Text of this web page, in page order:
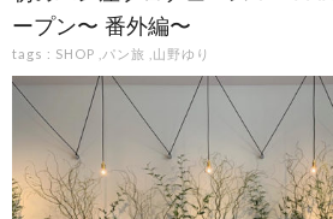
ープン〜 番外編〜
tags : SHOP パン旅 山野ゆり